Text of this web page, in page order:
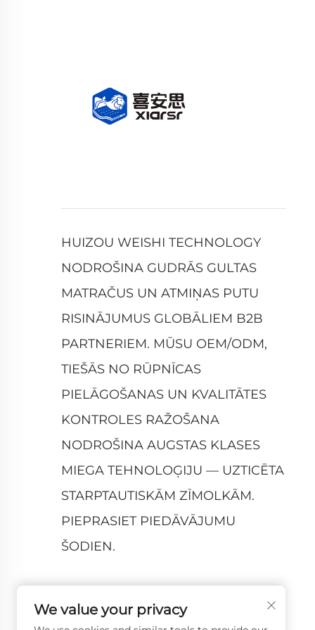
HUIZOU WEISHI TECHNOLOGY
NODROŠINA GUDRĀS GULTAS
MATRAČUS UN ATMIŅAS PUTU
RISINĀJUMUS GLOBĀLIEM B2B
PARTNERIEM. MŪSU OEM/ODM,
TIEŠĀS NO RŪPNĪCAS
PIELĀGOŠANAS UN KVALITĀTES
KONTROLES RAŽOŠANA
NODROŠINA AUGSTAS KLASES
MIEGA TEHNOLOĢIJU — UZTICĒTA
STARPTAUTISKĀM ZĪMOLKĀM.
PIEPRASIET PIEDĀVĀJUMU
ŠODIEN.
We value your privacy